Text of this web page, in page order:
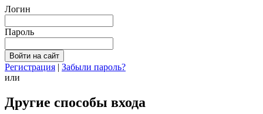
Логин
Пароль
Регистрация | Забыли пароль?
или
Другие способы входа